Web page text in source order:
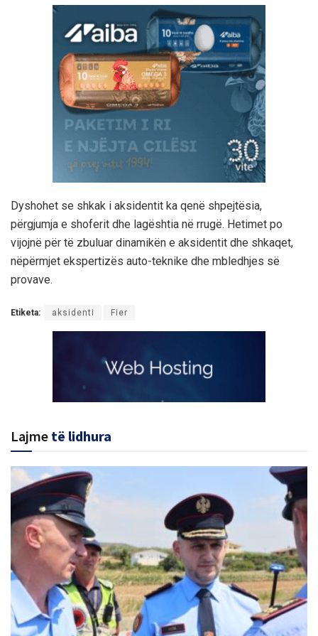
Dyshohet se shkak i aksidentit ka qenë shpejtësia,
përgjumja e shoferit dhe lagështia në rrugë. Hetimet po
vijojnë për të zbuluar dinamikën e aksidentit dhe shkaqet,
nëpërmjet ekspertizës auto-teknike dhe mbledhjes së
provave.
Etiketa: aksidenti Fier
Lajme të lidhura